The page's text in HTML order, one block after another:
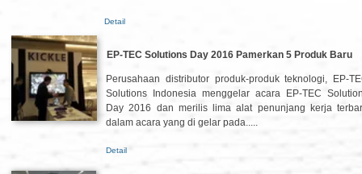
EP-TEC Solutions Day 2016 Pamerkan 5 Produk Baru
Perusahaan distributor produk-produk teknologi, EP-
Solutions Indonesia menggelar acara EP-TEC
Day 2016 dan merilis lima alat penunjang kerja
dalam acara yang di gelar pada.....
Detail
Detail